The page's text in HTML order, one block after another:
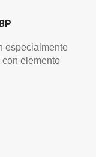
especialmente
elemento